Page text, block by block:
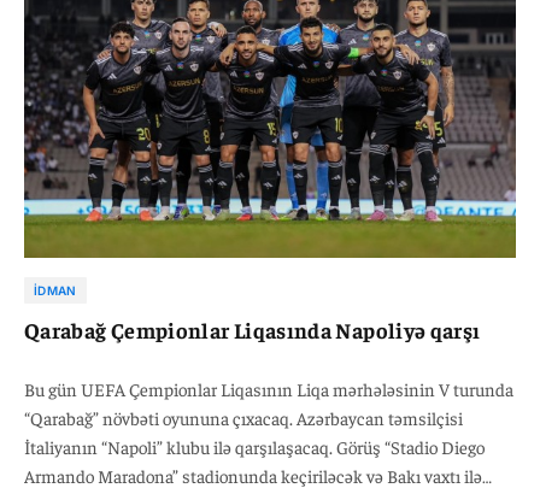
İDMAN
Qarabağ Çempionlar Liqasında Napoliyə qarşı
Bu gün UEFA Çempionlar Liqasının Liqa mərhələsinin V turunda
“Qarabağ” növbəti oyununa çıxacaq. Azərbaycan təmsilçisi
İtaliyanın “Napoli” klubu ilə qarşılaşacaq. Görüş “Stadio Diego
Armando Maradona” stadionunda keçiriləcək və Bakı vaxtı ilə